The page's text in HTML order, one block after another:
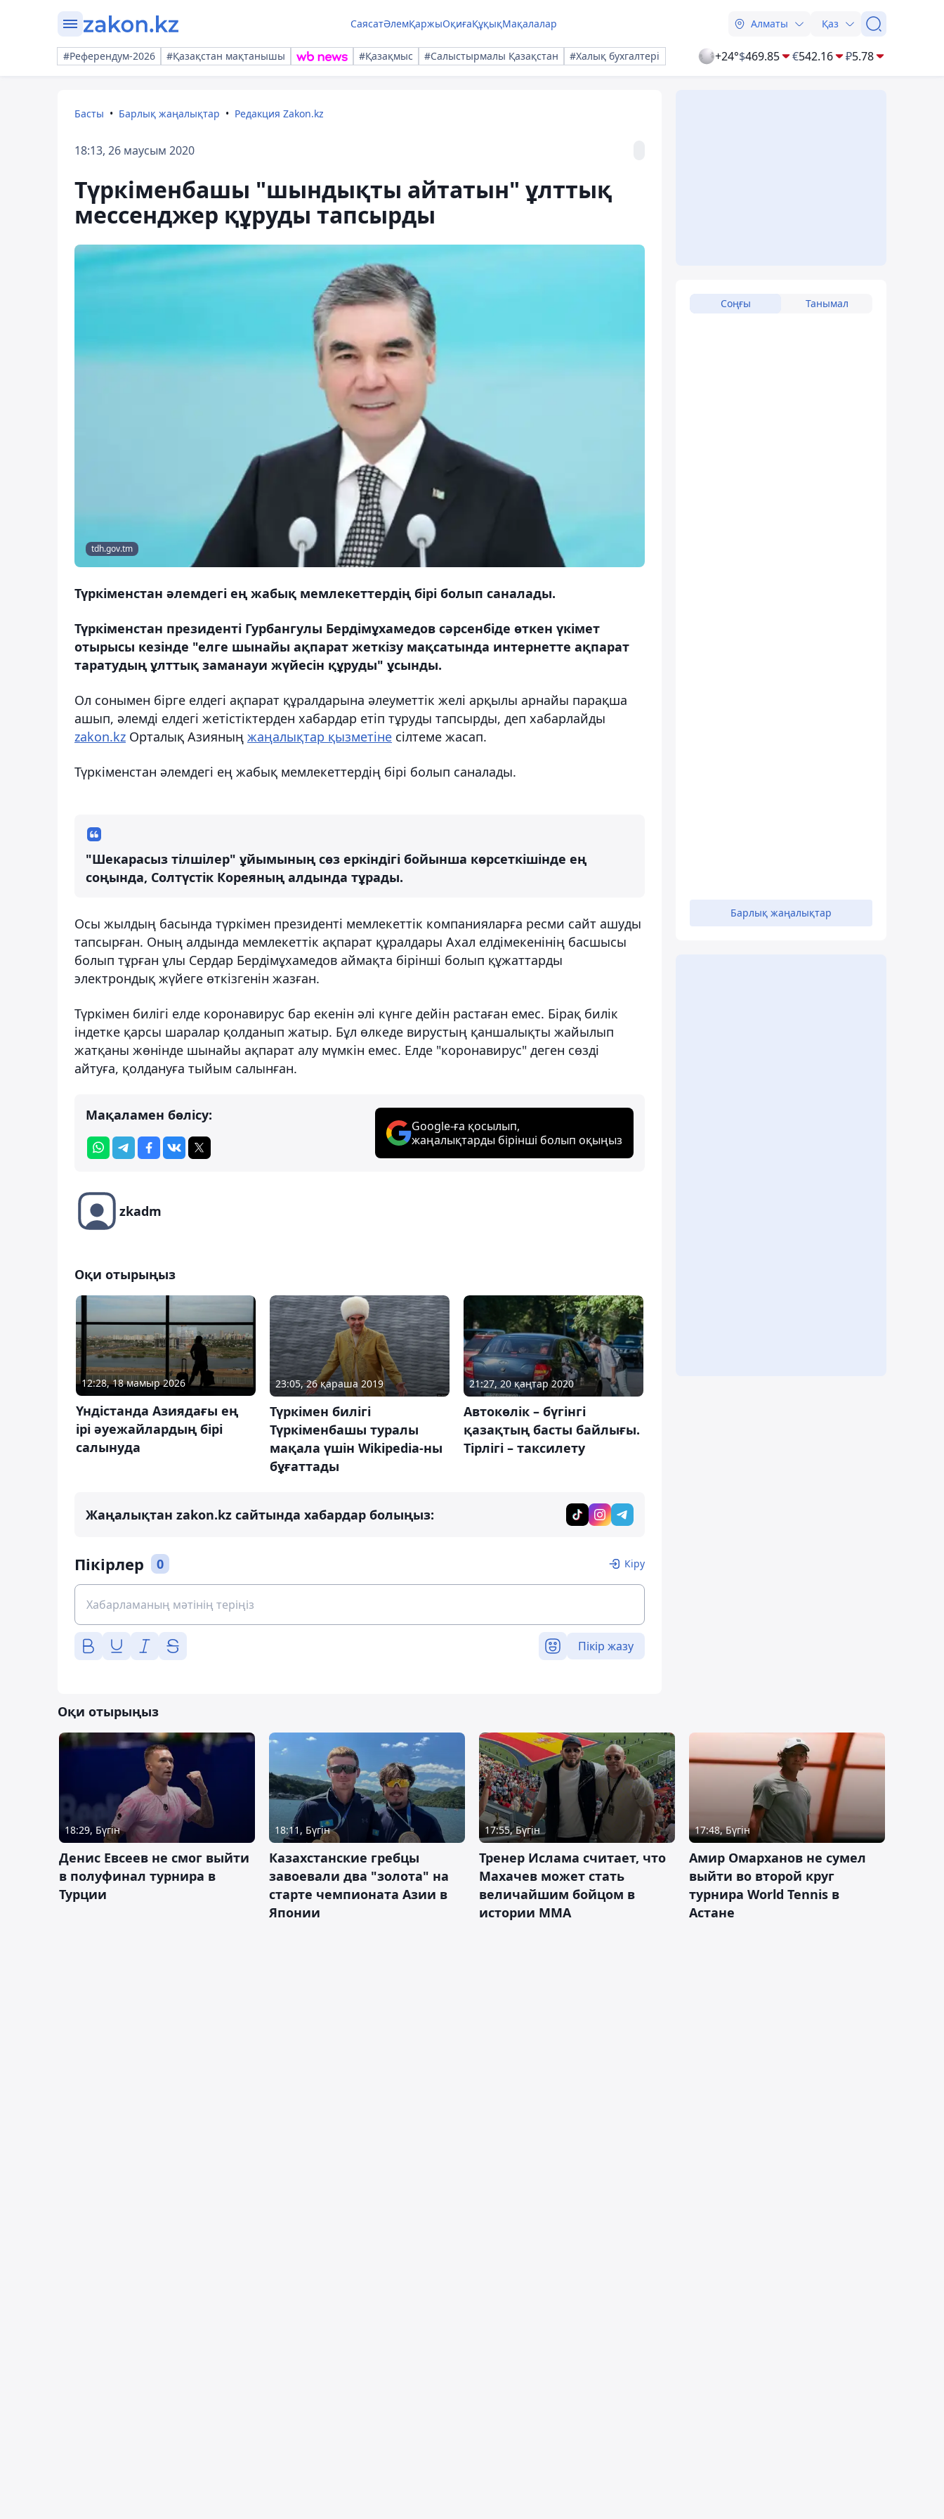
СаясатӘлемҚаржыОқиғаҚұқықМақалалар Алматы Қаз
#Референдум-2026 #Қазақстан мақтанышы #Қазақмыс #Салыстырмалы Қазақстан #Халық бухгалтері +24°$469.85 €542.16 ₽5.78
Басты Барлық жаңалықтар Редакция Zakon.kz
18:13, 26 маусым 2020
Түркіменбашы "шындықты айтатын" ұлттық
мессенджер құруды тапсырды
tdh.gov.tm
Түркіменстан әлемдегі ең жабық мемлекеттердің бірі болып саналады.
Түркіменстан президенті Гурбангулы Бердімұхамедов сәрсенбіде өткен үкімет
отырысы кезінде "елге шынайы ақпарат жеткізу мақсатында интернетте ақпарат
таратудың ұлттық заманауи жүйесін құруды" ұсынды.
Ол сонымен бірге елдегі ақпарат құралдарына әлеуметтік желі арқылы арнайы парақша
ашып, әлемді елдегі жетістіктерден хабардар етіп тұруды тапсырды, деп хабарлайды
zakon.kz Орталық Азияның жаңалықтар қызметіне сілтеме жасап.
Түркіменстан әлемдегі ең жабық мемлекеттердің бірі болып саналады.
"Шекарасыз тілшілер" ұйымының сөз еркіндігі бойынша көрсеткішінде ең
соңында, Солтүстік Кореяның алдында тұрады.
Осы жылдың басында түркімен президенті мемлекеттік компанияларға ресми сайт ашуды
тапсырған. Оның алдында мемлекеттік ақпарат құралдары Ахал елдімекенінің басшысы
болып тұрған ұлы Сердар Бердімұхамедов аймақта бірінші болып құжаттарды
электрондық жүйеге өткізгенін жазған.
Түркімен билігі елде коронавирус бар екенін әлі күнге дейін растаған емес. Бірақ билік
індетке қарсы шаралар қолданып жатыр. Бұл өлкеде вирустың қаншалықты жайылып
жатқаны жөнінде шынайы ақпарат алу мүмкін емес. Елде "коронавирус" деген сөзді
айтуға, қолдануға тыйым салынған.
Мақаламен бөлісу:
Google-ға қосылып,
жаңалықтарды бірінші болып оқыңыз
zkadm
Оқи отырыңыз
12:28, 18 мамыр 2026
Үндістанда Азиядағы ең
ірі әуежайлардың бірі
салынуда
23:05, 26 қараша 2019
Түркімен билігі
Түркіменбашы туралы
мақала үшін Wikipedia-ны
бұғаттады
21:27, 20 қаңтар 2020
Автокөлік – бүгінгі
қазақтың басты байлығы.
Тірлігі – таксилету
Жаңалықтан zakon.kz сайтында хабардар болыңыз:
Пікірлер 0 Кіру
Пікір жазу
Соңғы Танымал
Барлық жаңалықтар
Оқи отырыңыз
18:29, Бүгін
Денис Евсеев не смог выйти
в полуфинал турнира в
Турции
18:11, Бүгін
Казахстанские гребцы
завоевали два "золота" на
старте чемпионата Азии в
Японии
17:55, Бүгін
Тренер Ислама считает, что
Махачев может стать
величайшим бойцом в
истории ММА
17:48, Бүгін
Амир Омарханов не сумел
выйти во второй круг
турнира World Tennis в
Астане